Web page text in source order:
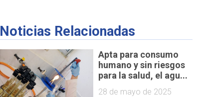
Noticias Relacionadas
Apta para consumo
humano y sin riesgos
para la salud, el agu...
28 de mayo de 2025